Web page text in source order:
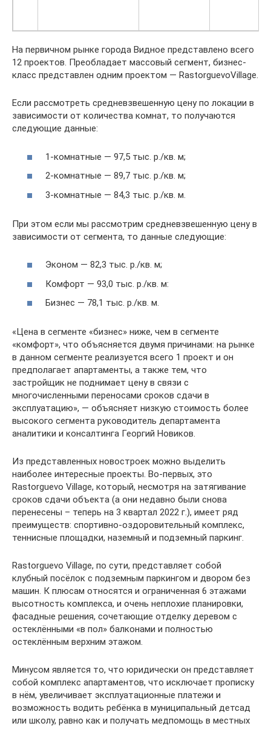
На первичном рынке города Видное представлено всего
12 проектов. Преобладает массовый сегмент, бизнес-
класс представлен одним проектом — RastorguevoVillage.
Если рассмотреть средневзвешенную цену по локации в
зависимости от количества комнат, то получаются
следующие данные:
1-комнатные — 97,5 тыс. р./кв. м;
2-комнатные — 89,7 тыс. р./кв. м;
3-комнатные — 84,3 тыс. р./кв. м.
При этом если мы рассмотрим средневзвешенную цену в
зависимости от сегмента, то данные следующие:
Эконом — 82,3 тыс. р./кв. м;
Комфорт — 93,0 тыс. р./кв. м:
Бизнес — 78,1 тыс. р./кв. м.
«Цена в сегменте «бизнес» ниже, чем в сегменте
«комфорт», что объясняется двумя причинами: на рынке
в данном сегменте реализуется всего 1 проект и он
предполагает апартаменты, а также тем, что
застройщик не поднимает цену в связи с
многочисленными переносами сроков сдачи в
эксплуатацию», — объясняет низкую стоимость более
высокого сегмента руководитель департамента
аналитики и консалтинга Георгий Новиков.
Из представленных новостроек можно выделить
наиболее интересные проекты. Во-первых, это
Rastorguevo Village, который, несмотря на затягивание
сроков сдачи объекта (а они недавно были снова
перенесены – теперь на 3 квартал 2022 г.), имеет ряд
преимуществ: спортивно-оздоровительный комплекс,
теннисные площадки, наземный и подземный паркинг.
Rastorguevo Village, по сути, представляет собой
клубный посёлок с подземным паркингом и двором без
машин. К плюсам относятся и ограниченная 6 этажами
высотность комплекса, и очень неплохие планировки,
фасадные решения, сочетающие отделку деревом с
остеклёнными «в пол» балконами и полностью
остеклённым верхним этажом.
Минусом является то, что юридически он представляет
собой комплекс апартаментов, что исключает прописку
в нём, увеличивает эксплуатационные платежи и
возможность водить ребёнка в муниципальный детсад
или школу, равно как и получать медпомощь в местных